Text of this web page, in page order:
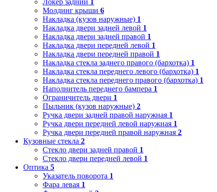
Молдинг крыши 6
Накладка (кузов наружные) 1
Накладка двери задней левой 1
Накладка двери задней правой 1
Накладка двери передней левой 1
Накладка двери передней правой 1
Накладка стекла заднего правого (бархотка) 1
Накладка стекла переднего левого (бархотка) 1
Накладка стекла переднего правого (бархотка) 1
Наполнитель переднего бампера 1
Ограничитель двери 1
Пыльник (кузов наружные) 2
Ручка двери задней правой наружная 1
Ручка двери передней левой наружная 1
Ручка двери передней правой наружная 2
Кузовные стекла 2
Стекло двери задней правой 1
Стекло двери передней левой 1
Оптика 5
Указатель поворота 1
Фара левая 1